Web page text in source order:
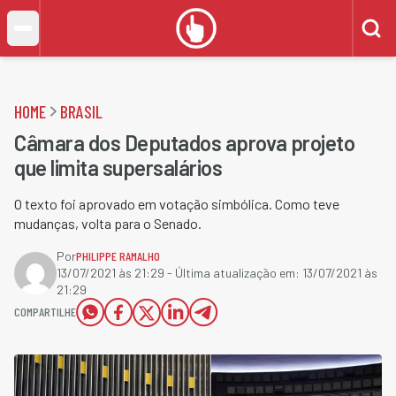
HOME BRASIL
Câmara dos Deputados aprova projeto
que limita supersalários
O texto foi aprovado em votação simbólica. Como teve
mudanças, volta para o Senado.
PorPHILIPPE RAMALHO
13/07/2021 às 21:29 - Última atualização em: 13/07/2021 às
21:29
COMPARTILHE